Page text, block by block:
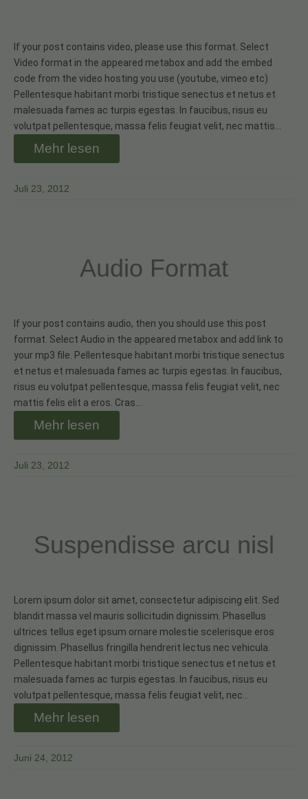
If your post contains video, please use this format. Select
Video format in the appeared metabox and add the embed
code from the video hosting you use (youtube, vimeo etc)
Pellentesque habitant morbi tristique senectus et netus et
malesuada fames ac turpis egestas. In faucibus, risus eu
volutpat pellentesque, massa felis feugiat velit, nec mattis…
Mehr lesen
Juli 23, 2012
Audio Format
If your post contains audio, then you should use this post
format. Select Audio in the appeared metabox and add link to
your mp3 file. Pellentesque habitant morbi tristique senectus
et netus et malesuada fames ac turpis egestas. In faucibus,
risus eu volutpat pellentesque, massa felis feugiat velit, nec
mattis felis elit a eros. Cras…
Mehr lesen
Juli 23, 2012
Suspendisse arcu nisl
Lorem ipsum dolor sit amet, consectetur adipiscing elit. Sed
blandit massa vel mauris sollicitudin dignissim. Phasellus
ultrices tellus eget ipsum ornare molestie scelerisque eros
dignissim. Phasellus fringilla hendrerit lectus nec vehicula.
Pellentesque habitant morbi tristique senectus et netus et
malesuada fames ac turpis egestas. In faucibus, risus eu
volutpat pellentesque, massa felis feugiat velit, nec…
Mehr lesen
Juni 24, 2012